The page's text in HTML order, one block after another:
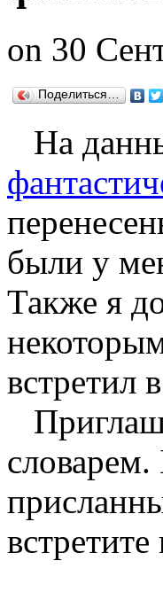
on 30
Поделиться…
На
были у
Также я
встретил
встретите